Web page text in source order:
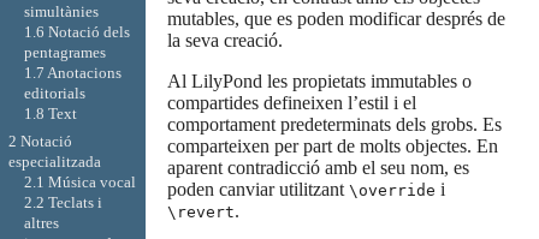
mutables, que es poden modificar després de
la seva creació.
Al LilyPond les propietats immutables o
compartides defineixen l’estil i el
comportament predeterminats dels grobs. Es
comparteixen per part de molts objectes. En
aparent contradicció amb el seu nom, es
poden canviar utilitzant \override i
\revert.
simultànies
1.6 Notació dels
pentagrames
1.7 Anotacions
editorials
1.8 Text
2 Notació
especialitzada
2.1 Música vocal
2.2 Teclats i
altres